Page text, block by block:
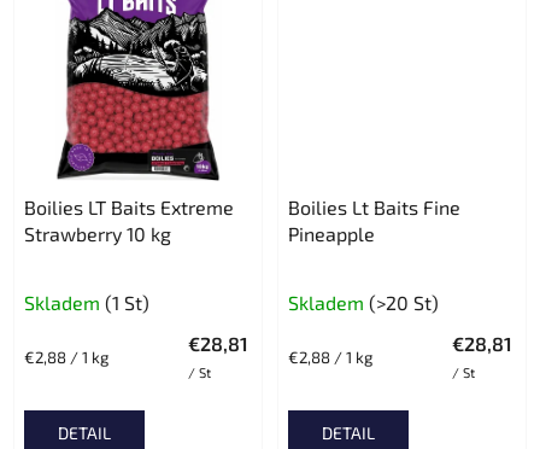
Boilies LT Baits Extreme
Strawberry 10 kg
Skladem (1 St)
€28,81
/ St
Verkaufspreis:
€2,88 / 1 kg
DETAIL
Boilies Lt Baits Fine
Pineapple
Skladem (>20 St)
€28,81
/ St
Verkaufspreis:
€2,88 / 1 kg
DETAIL